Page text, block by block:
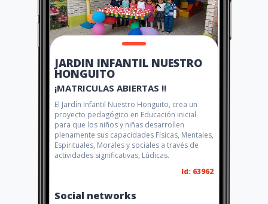
JARDIN INFANTIL NUESTRO
HONGUITO
¡MATRICULAS ABIERTAS !!
El Jardín Infantil Nuestro Honguito, crea un
proyecto pedagógico en Educación inicial
para que los niños y niñas desarrollen
plenamente sus capacidades Físicas, Mentales,
Espirituales, Morales y sociales a través de
actividades significativas, Lúdicas.
Id: 63962
Social networks